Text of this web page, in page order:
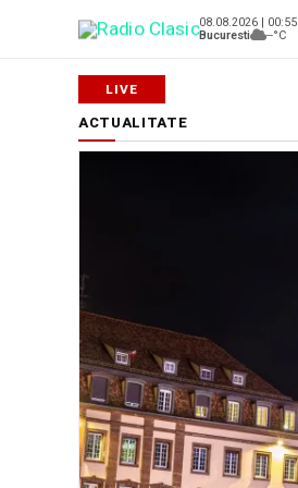
08.08.2026 | 00:55
Bucuresti
--°C
ACTUALITATE